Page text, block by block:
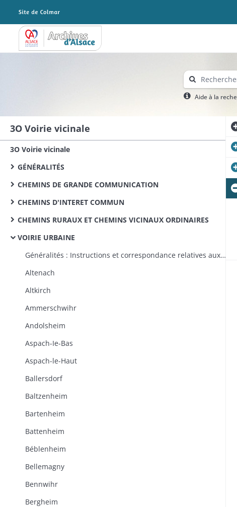
Archives Alsace - Colmar
Aide à la
3O Voirie vicinale
3O Voirie vicinale
GÉNÉRALITÉS
CHEMINS DE GRANDE COMMUNICATION
CHEMINS D'INTERET COMMUN
CHEMINS RURAUX ET CHEMINS VICINAUX ORDINAIRES
VOIRIE URBAINE
Généralités : Instructions et correspondance relatives aux plans généraux d'alignement des villes, à l'ouverture, à l'élargissement et à l'alignement des rues, à la propriété des routes impériales et départementales dans les traverses des villes, à l'éclairage public au gaz
Altenach
Altkirch
Ammerschwihr
Andolsheim
Aspach-Ie-Bas
Aspach-le-Haut
Ballersdorf
Baltzenheim
Bartenheim
Battenheim
Béblenheim
Bellemagny
Bennwihr
Bergheim